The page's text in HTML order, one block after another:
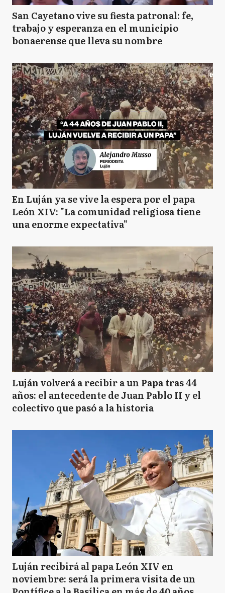
San Cayetano vive su fiesta patronal: fe,
trabajo y esperanza en el municipio
bonaerense que lleva su nombre
En Luján ya se vive la espera por el papa
León XIV: "La comunidad religiosa tiene
una enorme expectativa"
Luján volverá a recibir a un Papa tras 44
años: el antecedente de Juan Pablo II y el
colectivo que pasó a la historia
Luján recibirá al papa León XIV en
noviembre: será la primera visita de un